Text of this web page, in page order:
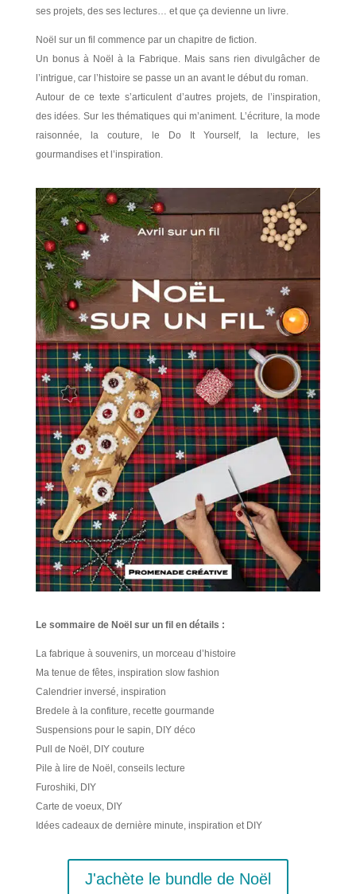
ses projets, des ses lectures… et que ça devienne un livre.
Noël sur un fil commence par un chapitre de fiction.
Un bonus à Noël à la Fabrique. Mais sans rien divulgâcher de
l’intrigue, car l’histoire se passe un an avant le début du roman.
Autour de ce texte s’articulent d’autres projets, de l’inspiration,
des idées. Sur les thématiques qui m’animent. L’écriture, la mode
raisonnée, la couture, le Do It Yourself, la lecture, les
gourmandises et l’inspiration.
Le sommaire de Noël sur un fil en détails :
La fabrique à souvenirs, un morceau d’histoire
Ma tenue de fêtes, inspiration slow fashion
Calendrier inversé, inspiration
Bredele à la confiture, recette gourmande
Suspensions pour le sapin, DIY déco
Pull de Noël, DIY couture
Pile à lire de Noël, conseils lecture
Furoshiki, DIY
Carte de voeux, DIY
Idées cadeaux de dernière minute, inspiration et DIY
J'achète le bundle de Noël